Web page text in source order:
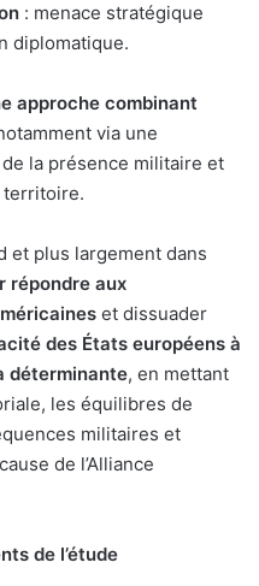
: menace stratégique
diplomatique.
approche combinant
via une
la présence militaire et
territoire.
et plus largement dans
répondre aux
et dissuader
des États européens à
déterminante, en mettant
les équilibres de
militaires et
de l’Alliance
de l’étude